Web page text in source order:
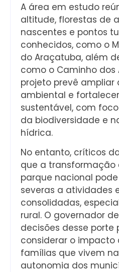
A área em estudo
altitude, florestas de
nascentes e pontos
conhecidos, como o
do Araçatuba, além
como o Caminho dos
projeto prevê ampliar
ambiental e
sustentável, com
da biodiversidade e
hídrica.
No entanto, críticos
que a transformação
parque nacional
severas a atividades
consolidadas,
rural. O governador
decisões desse porte
considerar o impacto
famílias que vivem
autonomia dos